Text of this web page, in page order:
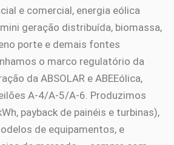
e comercial, energia eólica
geração distribuída, biomassa,
porte e demais fontes
o marco regulatório da
da ABSOLAR e ABEEólica,
A-4/A-5/A-6. Produzimos
payback de painéis e turbinas),
de equipamentos, e